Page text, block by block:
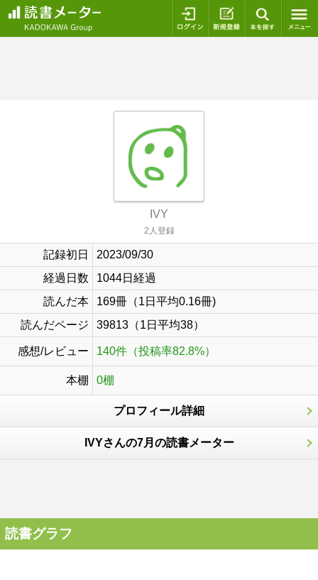
ログイン 新規登録
IVY
2人登録
記録初日
2023/09/30
経過日数
1044日経過
読んだ本
169冊（1日平均0.16冊)
読んだページ
39813（1日平均38）
感想/レビュー 140件（投稿率82.8%）
本棚 0棚
プロフィール詳細
IVYさんの7月の読書メーター
読書グラフ